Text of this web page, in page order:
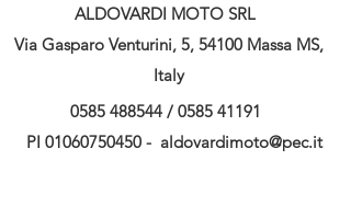
ALDOVARDI MOTO SRL
Via Gasparo Venturini, 5, 54100 Massa MS,
Italy
0585 488544 / 0585 41191
PI 01060750450 - aldovardimoto@pec.it